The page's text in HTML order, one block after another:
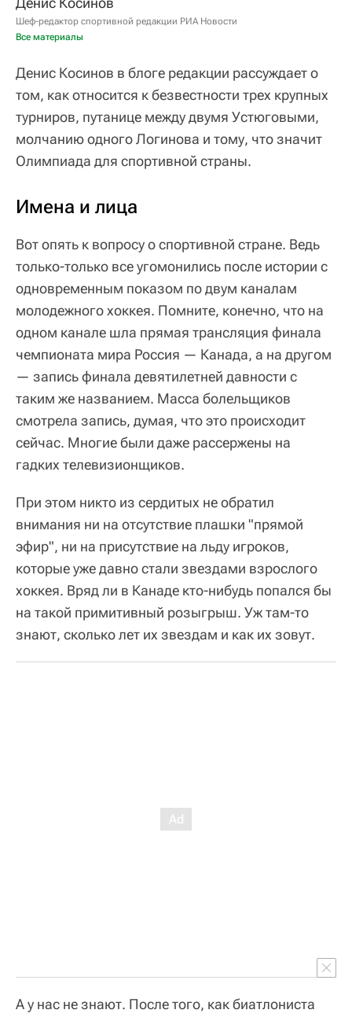
Шеф-редактор спортивной редакции РИА Новости
Все материалы
Денис Косинов в блоге редакции рассуждает о
том, как относится к безвестности трех крупных
турниров, путанице между двумя Устюговыми,
молчанию одного Логинова и тому, что значит
Олимпиада для спортивной страны.
Имена и лица
Вот опять к вопросу о спортивной стране. Ведь
только-только все угомонились после истории с
одновременным показом по двум каналам
молодежного хоккея. Помните, конечно, что на
одном канале шла прямая трансляция финала
чемпионата мира Россия — Канада, а на другом
— запись финала девятилетней давности с
таким же названием. Масса болельщиков
смотрела запись, думая, что это происходит
сейчас. Многие были даже рассержены на
гадких телевизионщиков.
При этом никто из сердитых не обратил
внимания ни на отсутствие плашки "прямой
эфир", ни на присутствие на льду игроков,
которые уже давно стали звездами взрослого
хоккея. Вряд ли в Канаде кто-нибудь попался бы
на такой примитивный розыгрыш. Уж там-то
знают, сколько лет их звездам и как их зовут.
А у нас не знают. После того, как биатлониста